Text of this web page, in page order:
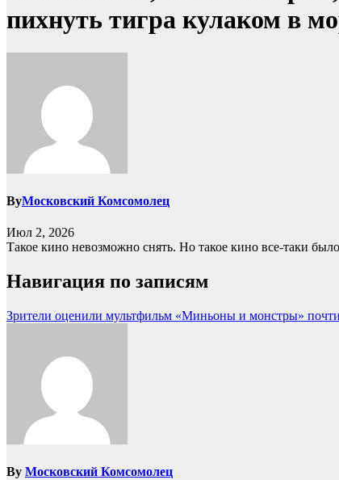
пихнуть тигра кулаком в
ByМосковский Комсомолец
Июл 2, 2026
Такое кино невозможно снять. Но такое кино все-таки
Навигация по записям
Зрители оценили мультфильм «Миньоны и монстры»
By Московский Комсомолец